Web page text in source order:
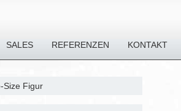
SALES REFERENZEN KONTAKT